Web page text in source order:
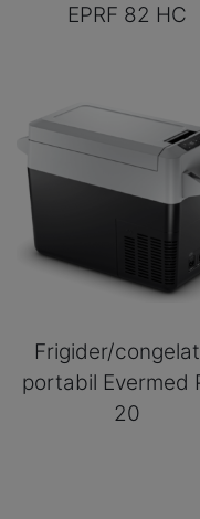
EPRF 82 HC
Frigider/
portabil Evermed
20